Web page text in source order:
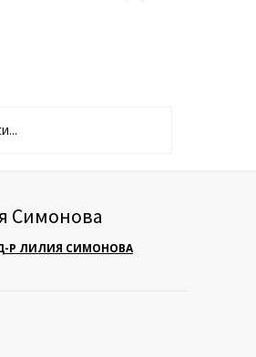
Симонова
Р ЛИЛИЯ СИМОНОВА